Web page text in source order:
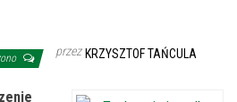
przez KRZYSZTOF TAŃCULA